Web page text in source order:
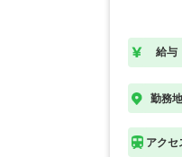
給与
勤務地
アクセ